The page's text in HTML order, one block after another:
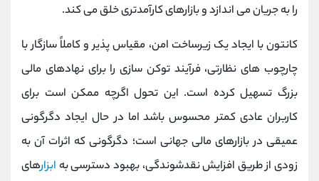
را به جریان می ‌اندازد و بازارهای کارآمدتری خلق می‌ کند.
کانتون با ایجاد یک زیرساخت امن، مقیاس ‌پذیر و کاملاً سازگار با
چارچوب‌ های نظارتی، فرآیند توکن ‌سازی را برای نهادهای مالی
بزرگ تسهیل کرده است. این تحول اگرچه ممکن است برای
کاربران عادی کمتر محسوس باشد اما در حال ایجاد دگرگونی
عمیقی در بازارهای مالی جهانی است؛ دگرگونی که اثرات آن به‌
زودی از طریق افزایش نقدشوندگی، بهبود دسترسی به ابزارهای